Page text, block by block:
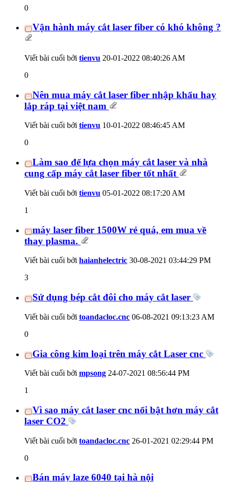
0
Vận hành máy cắt laser fiber có khó không ?
Viết bài cuối bởi tienvu 20-01-2022 08:40:26 AM
0
Nên mua máy cắt laser fiber nhập khẩu hay
lắp ráp tại việt nam
Viết bài cuối bởi tienvu 10-01-2022 08:46:45 AM
0
Làm sao để lựa chọn máy cắt laser và nhà
cung cấp máy cắt laser fiber tốt nhất
Viết bài cuối bởi tienvu 05-01-2022 08:17:20 AM
1
máy laser fiber 1500W rẻ quá, em mua về
thay plasma.
Viết bài cuối bởi haianhelectric 30-08-2021 03:44:29 PM
3
Sử dụng bép cắt đôi cho máy cắt laser
Viết bài cuối bởi toandacloc.cnc 06-08-2021 09:13:23 AM
0
Gia công kim loại trên máy cắt Laser cnc
Viết bài cuối bởi mpsong 24-07-2021 08:56:44 PM
1
Vì sao máy cắt laser cnc nổi bật hơn máy cắt
laser CO2
Viết bài cuối bởi toandacloc.cnc 26-01-2021 02:29:44 PM
0
Bán máy laze 6040 tại hà nội